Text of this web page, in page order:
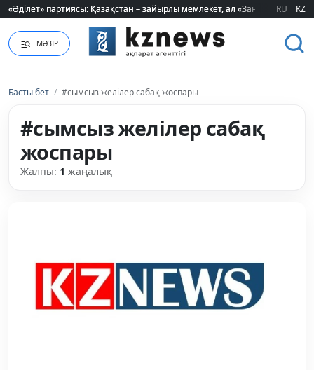
«Әділет» партиясы: Қазақстан – зайырлы мемлекет, ал «Заң және
«Әділет» партиясы: Қазақстан – зайырлы мемлекет, ал «Заң жәнеRU KZ
МӘЗІР
Басты бет / #сымсыз желілер сабақ жоспары
#сымсыз желілер сабақ
жоспары
Жалпы: 1 жаңалық